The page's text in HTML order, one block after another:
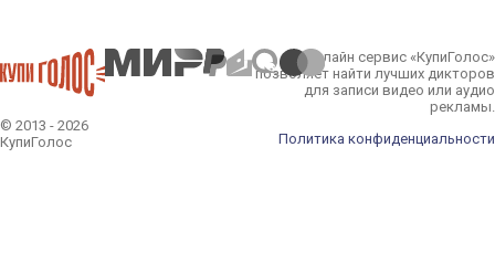
© 2013 - 2026
КупиГолос
Онлайн сервис «КупиГолос»
позволяет найти лучших дикторов
для записи видео или аудио
рекламы.
Политика конфиденциальности